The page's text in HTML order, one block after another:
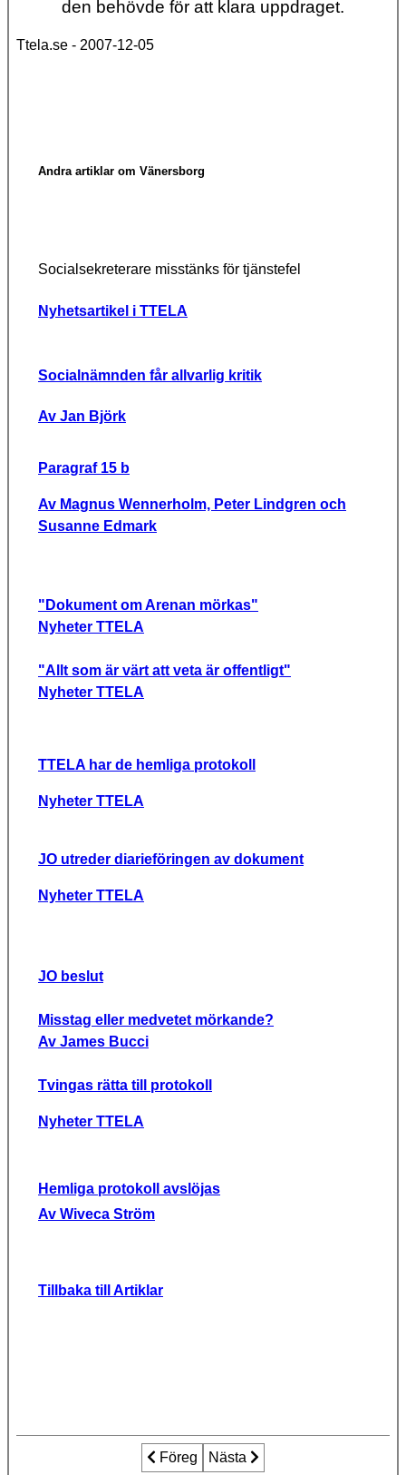
den behövde för att klara uppdraget.
Ttela.se - 2007-12-05
Andra artiklar om Vänersborg
Socialsekreterare misstänks för tjänstefel
Nyhetsartikel i TTELA
Socialnämnden får allvarlig kritik
Av Jan Björk
Paragraf 15 b
Av Magnus Wennerholm, Peter Lindgren och
Susanne Edmark
"Dokument om Arenan mörkas"
Nyheter TTELA
"Allt som är värt att veta är offentligt"
Nyheter TTELA
TTELA har de hemliga protokoll
Nyheter TTELA
JO utreder diarieföringen av dokument
Nyheter TTELA
JO beslut
Misstag eller medvetet mörkande?
Av James Bucci
Tvingas rätta till protokoll
Nyheter TTELA
Hemliga protokoll avslöjas
Av Wiveca Ström
Tillbaka till Artiklar
Föregående artikel: Välfärdsstatens
Föreg Nästa artikel: VÄNNÄS:
Nästa